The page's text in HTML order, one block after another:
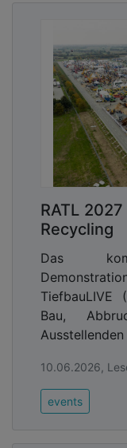
RATL
Recycling
Das
TiefbauLIVE
Bau,
10.06.2026,
events